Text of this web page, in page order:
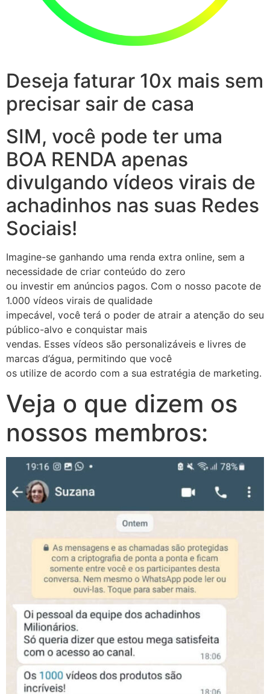
Deseja faturar 10x mais sem
precisar sair de casa
SIM, você pode ter uma
BOA RENDA apenas
divulgando vídeos virais de
achadinhos nas suas Redes
Sociais!
Imagine-se ganhando uma renda extra online, sem a
necessidade de criar conteúdo do zero
ou investir em anúncios pagos. Com o nosso pacote de
1.000 vídeos virais de qualidade
impecável, você terá o poder de atrair a atenção do seu
público-alvo e conquistar mais
vendas. Esses vídeos são personalizáveis e livres de
marcas d’água, permitindo que você
os utilize de acordo com a sua estratégia de marketing.
Veja o que dizem os
nossos membros: